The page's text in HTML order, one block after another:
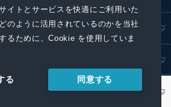
イトとサービスを快適にご利用いた
のように活用されているのかを当社
るために、Cookie を使用していま
る 同意する
プライバシーポリシー
RSS